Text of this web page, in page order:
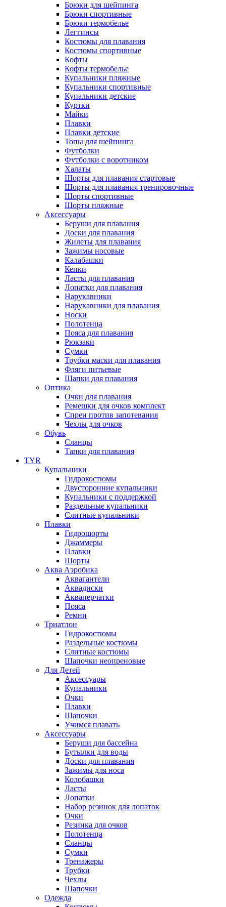
Брюки для шейпинга
Брюки спортивные
Брюки термобелье
Леггинсы
Костюмы для плавания
Костюмы спортивные
Кофты
Кофты термобелье
Купальники пляжные
Купальники спортивные
Купальники детские
Куртки
Майки
Плавки
Плавки детские
Топы для шейпинга
Футболки
Футболки с воротником
Халаты
Шорты для плавания стартовые
Шорты для плавания тренировочные
Шорты спортивные
Шорты пляжные
Аксессуары
Беруши для плавания
Доски для плавания
Жилеты для плавания
Зажимы носовые
Калабашки
Кепки
Ласты для плавания
Лопатки для плавания
Нарукавники
Нарукавники для плавания
Носки
Полотенца
Пояса для плавания
Рюкзаки
Сумки
Трубки маски для плавания
Фляги питьевые
Шапки для плавания
Оптика
Очки для плавания
Ремешки для очков комплект
Спреи против запотевания
Чехлы для очков
Обувь
Сланцы
Тапки для плавания
TYR
Купальники
Гидрокостюмы
Двусторонние купальники
Купальники с поддержкой
Раздельные купальники
Слитные купальники
Плавки
Гидрошорты
Джаммеры
Плавки
Шорты
Аква Аэробика
Аквагантели
Аквадиски
Акваперчатки
Пояса
Ремни
Триатлон
Гидрокостюмы
Раздельные костюмы
Слитные костюмы
Шапочки неопреновые
Для Детей
Аксессуары
Купальники
Очки
Плавки
Шапочки
Учимся плавать
Аксессуары
Беруши для бассейна
Бутылки для воды
Доски для плавания
Зажимы для носа
Колобашки
Ласты
Лопатки
Набор резинок для лопаток
Очки
Резинка для очков
Полотенца
Сланцы
Сумки
Тренажеры
Трубки
Чехлы
Шапочки
Одежда